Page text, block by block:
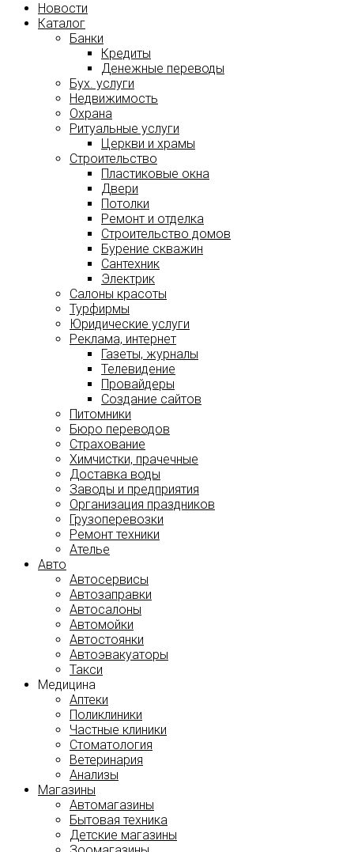
Новости
Каталог
Банки
Кредиты
Денежные переводы
Бух. услуги
Недвижимость
Охрана
Ритуальные услуги
Церкви и храмы
Строительство
Пластиковые окна
Двери
Потолки
Ремонт и отделка
Строительство домов
Бурение скважин
Сантехник
Электрик
Салоны красоты
Турфирмы
Юридические услуги
Реклама, интернет
Газеты, журналы
Телевидение
Провайдеры
Создание сайтов
Питомники
Бюро переводов
Страхование
Химчистки, прачечные
Доставка воды
Заводы и предприятия
Организация праздников
Грузоперевозки
Ремонт техники
Ателье
Авто
Автосервисы
Автозаправки
Автосалоны
Автомойки
Автостоянки
Автоэвакуаторы
Такси
Медицина
Аптеки
Поликлиники
Частные клиники
Стоматология
Ветеринария
Анализы
Магазины
Автомагазины
Бытовая техника
Детские магазины